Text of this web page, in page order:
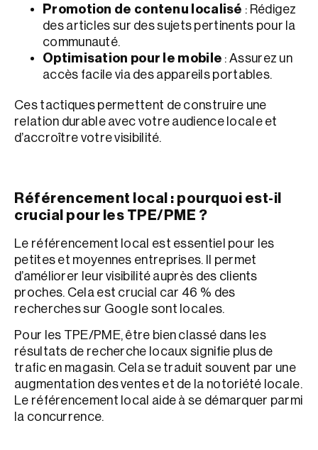
Promotion de contenu localisé : Rédigez
des articles sur des sujets pertinents pour la
communauté.
Optimisation pour le mobile : Assurez un
accès facile via des appareils portables.
Ces tactiques permettent de construire une
relation durable avec votre audience locale et
d’accroître votre visibilité.
Référencement local : pourquoi est-il
crucial pour les TPE/PME ?
Le référencement local est essentiel pour les
petites et moyennes entreprises. Il permet
d’améliorer leur visibilité auprès des clients
proches. Cela est crucial car 46 % des
recherches sur Google sont locales.
Pour les TPE/PME, être bien classé dans les
résultats de recherche locaux signifie plus de
trafic en magasin. Cela se traduit souvent par une
augmentation des ventes et de la notoriété locale.
Le référencement local aide à se démarquer parmi
la concurrence.